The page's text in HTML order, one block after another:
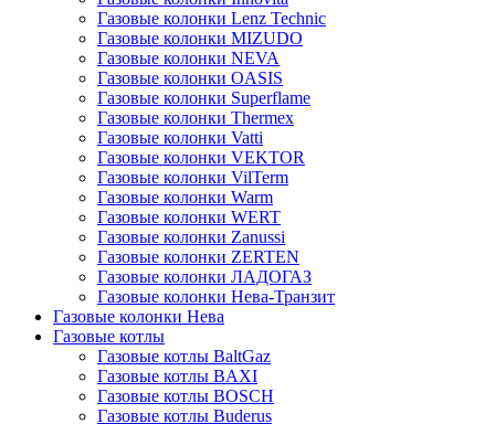
Газовые колонки Lenz Technic
Газовые колонки MIZUDO
Газовые колонки NEVA
Газовые колонки OASIS
Газовые колонки Superflame
Газовые колонки Thermex
Газовые колонки Vatti
Газовые колонки VEKTOR
Газовые колонки VilTerm
Газовые колонки Warm
Газовые колонки WERT
Газовые колонки Zanussi
Газовые колонки ZERTEN
Газовые колонки ЛАДОГАЗ
Газовые колонки Нева-Транзит
Газовые колонки Нева
Газовые котлы
Газовые котлы BaltGaz
Газовые котлы BAXI
Газовые котлы BOSCH
Газовые котлы Buderus